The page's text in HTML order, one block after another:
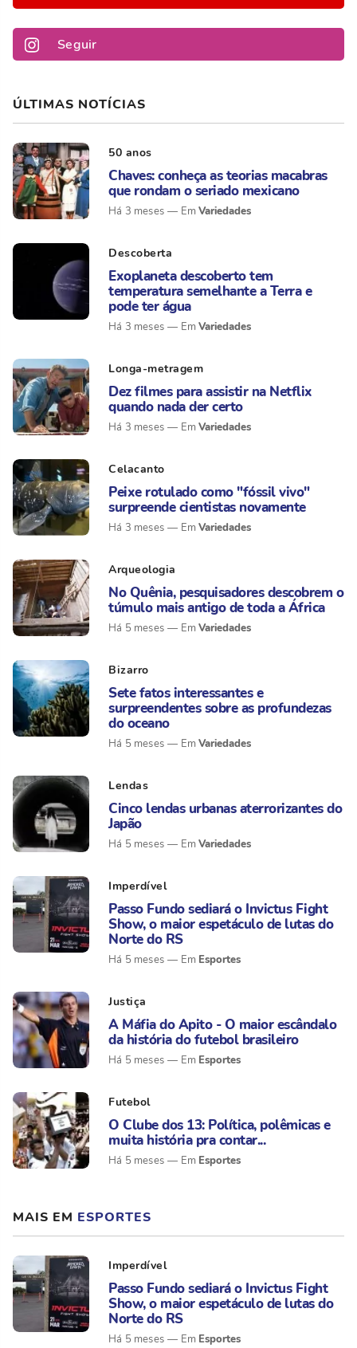
Seguir
ÚLTIMAS NOTÍCIAS
50 anos
Chaves: conheça as teorias macabras
que rondam o seriado mexicano
Há 3 meses Variedades
Descoberta
Exoplaneta descoberto tem
temperatura semelhante a Terra e
pode ter água
Há 3 meses Variedades
Longa-metragem
Dez filmes para assistir na Netflix
quando nada der certo
Há 3 meses Variedades
Celacanto
Peixe rotulado como "fóssil vivo"
surpreende cientistas novamente
Há 3 meses Variedades
Arqueologia
No Quênia, pesquisadores descobrem o
túmulo mais antigo de toda a África
Há 5 meses Variedades
Bizarro
Sete fatos interessantes e
surpreendentes sobre as profundezas
do oceano
Há 5 meses Variedades
Lendas
Cinco lendas urbanas aterrorizantes do
Japão
Há 5 meses Variedades
Imperdível
Passo Fundo sediará o Invictus Fight
Show, o maior espetáculo de lutas do
Norte do RS
Há 5 meses Esportes
Justiça
A Máfia do Apito - O maior escândalo
da história do futebol brasileiro
Há 5 meses Esportes
Futebol
O Clube dos 13: Política, polêmicas e
muita história pra contar...
Há 5 meses Esportes
MAIS EM ESPORTES
Imperdível
Passo Fundo sediará o Invictus Fight
Show, o maior espetáculo de lutas do
Norte do RS
Há 5 meses Esportes